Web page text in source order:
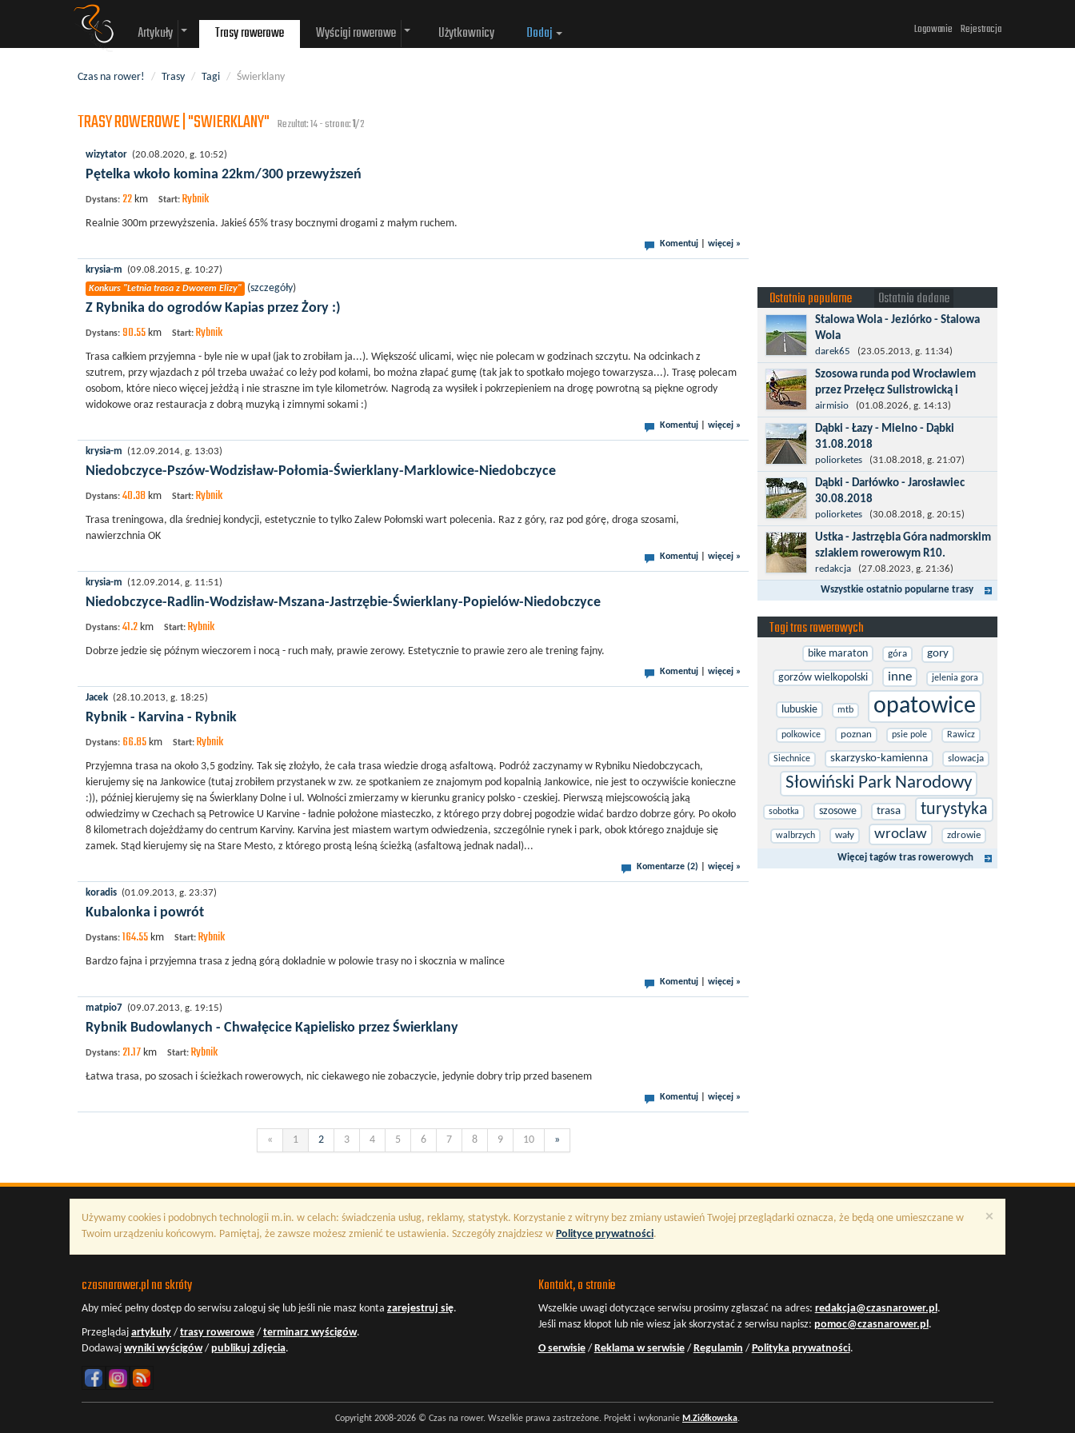
Logowanie Rejestracja
Artykuły Trasy rowerowe Wyścigi rowerowe Użytkownicy Dodaj
Czas na rower! / Trasy / Tagi / Świerklany
TRASY ROWEROWE | "SWIERKLANY" Rezultat: 14 - strona:1/2
wizytator (20.08.2020, g. 10:52)
Pętelka wkoło komina 22km/300 przewyższeń
Dystans: 22 km Start: Rybnik
Realnie 300m przewyższenia. Jakieś 65% trasy bocznymi drogami z małym ruchem.
Komentuj więcej »
krysia-m (09.08.2015, g. 10:27)
Konkurs "Letnia trasa z Dworem Elizy"
(szczegóły)
Z Rybnika do ogrodów Kapias przez Żory :)
Dystans: 90.55 km Start: Rybnik
Trasa całkiem przyjemna - byle nie w upał (jak to zrobiłam ja...). Większość ulicami, więc nie polecam w godzinach szczytu. Na odcinkach z
szutrem, przy wjazdach z pól trzeba uważać co leży pod kołami, bo można złapać gumę (tak jak to spotkało mojego towarzysza...). Trasę polecam
osobom, które nieco więcej jeżdżą i nie straszne im tyle kilometrów. Nagrodą za wysiłek i pokrzepieniem na drogę powrotną są piękne ogrody
widokowe oraz restauracja z dobrą muzyką i zimnymi sokami :)
Komentuj więcej »
krysia-m (12.09.2014, g. 13:03)
Niedobczyce-Pszów-Wodzisław-Połomia-Świerklany-Marklowice-Niedobczyce
Dystans: 40.38 km Start: Rybnik
Trasa treningowa, dla średniej kondycji, estetycznie to tylko Zalew Połomski wart polecenia. Raz z góry, raz pod górę, droga szosami,
nawierzchnia OK
Komentuj więcej »
krysia-m (12.09.2014, g. 11:51)
Niedobczyce-Radlin-Wodzisław-Mszana-Jastrzębie-Świerklany-Popielów-Niedobczyce
Dystans: 41.2 km Start: Rybnik
Dobrze jedzie się późnym wieczorem i nocą - ruch mały, prawie zerowy. Estetycznie to prawie zero ale trening fajny.
Komentuj więcej »
Jacek (28.10.2013, g. 18:25)
Rybnik - Karvina - Rybnik
Dystans: 66.85 km Start: Rybnik
Przyjemna trasa na około 3,5 godziny. Tak się złożyło, że cała trasa wiedzie drogą asfaltową. Podróż zaczynamy w Rybniku Niedobczycach,
kierujemy się na Jankowice (tutaj zrobiłem przystanek w zw. ze spotkaniem ze znajomym pod kopalnią Jankowice, nie jest to oczywiście konieczne
:)), później kierujemy się na Świerklany Dolne i ul. Wolności zmierzamy w kierunku granicy polsko - czeskiej. Pierwszą miejscowością jaką
odwiedzimy w Czechach są Petrowice U Karvine - ładnie położone miasteczko, z którego przy dobrej pogodzie widać bardzo dobrze góry. Po około
8 kilometrach dojeżdżamy do centrum Karviny. Karvina jest miastem wartym odwiedzenia, szczególnie rynek i park, obok którego znajduje się
zamek. Stąd kierujemy się na Stare Mesto, z którego prostą leśną ścieżką (asfaltową jednak nadal)...
Komentarze (2) więcej »
koradis (01.09.2013, g. 23:37)
Kubalonka i powrót
Dystans: 164.55 km Start: Rybnik
Bardzo fajna i przyjemna trasa z jedną górą dokladnie w polowie trasy no i skocznia w malince
Komentuj więcej »
matpio7 (09.07.2013, g. 19:15)
Rybnik Budowlanych - Chwałęcice Kąpielisko przez Świerklany
Dystans: 21.17 km Start: Rybnik
Łatwa trasa, po szosach i ścieżkach rowerowych, nic ciekawego nie zobaczycie, jedynie dobry trip przed basenem
Komentuj więcej »
« 1 2 3 4 5 6 7 8 9 10 »
Ostatnio popularne Ostatnio dodane
Stalowa Wola - Jeziórko - Stalowa
Wola
Taki krotki wypad troszeczkę po lesie
więcej po asfalcie , do wsi której już nie
ma , kopalni siarki również nie ma , a ci
co pamiętają okres...
darek65 (23.05.2013, g. 11:34)
Szosowa runda pod Wrocławiem
przez Przełęcz Sulistrowicką i
Mietków
Łatwa, szosowa runda pod
Wrocławiem, raczej płaska z jednym
małym podjazdem na Przełęcz
Sulistrowicką od strony Olesznej. To
trasa idealna na...
airmisio (01.08.2026, g. 14:13)
Dąbki - Łazy - Mielno - Dąbki
31.08.2018
Trasa do Łaz niemal w całości prowadzi
przez nową, asfaltową ścieżkę
rowerową (od Dąbek do Iwięcina
wzdłuż drogi 203). Niestety jest to
trasa nie...
poliorketes (31.08.2018, g. 21:07)
Dąbki - Darłówko - Jarosławiec
30.08.2018
Start w Dąbkach, dalej do Darłowa
nową ścieżką rowerową (niekiedy
pieszo-rowerową), gdzie na pierwszym
rondzie zjazd w stronę Darłówka
Zachodniego....
poliorketes (30.08.2018, g. 20:15)
Ustka - Jastrzębia Góra nadmorskim
szlakiem rowerowym R10.
Międzynarodowy Szlak Rowerowy R-
10, jest częścią sieci EuroVelo.
Prowadzi wzdłuż brzegu dookoła
Morza Bałtyckiego. Trasa liczy w sumie
ponad 8500...
redakcja (27.08.2023, g. 21:36)
Wszystkie ostatnio popularne trasy
Tagi tras rowerowych
bike maraton góra
gory
gorzów wielkopolski
inne jelenia gora
lubuskie mtb opatowice
polkowice poznan psie pole Rawicz
Siechnice skarzysko-kamienna slowacja
Słowiński Park Narodowy
sobotka szosowe trasa turystyka
walbrzych wały wroclaw zdrowie
Więcej tagów tras rowerowych
×
Używamy cookies i podobnych technologii m.in. w celach: świadczenia usług, reklamy, statystyk. Korzystanie z witryny bez zmiany ustawień Twojej przeglądarki oznacza, że będą one umieszczane w
Twoim urządzeniu końcowym. Pamiętaj, że zawsze możesz zmienić te ustawienia. Szczegóły znajdziesz w Polityce prywatności.
czasnarower.pl na skróty
Aby mieć pełny dostęp do serwisu zaloguj się lub jeśli nie masz konta zarejestruj się.
Przeglądaj artykuły / trasy rowerowe / terminarz wyścigów.
Dodawaj wyniki wyścigów/ publikuj zdjęcia.
Kontakt, o stronie
Wszelkie uwagi dotyczące serwisu prosimy zgłaszać na adres: redakcja@czasnarower.pl.
Jeśli masz kłopot lub nie wiesz jak skorzystać z serwisu napisz: pomoc@czasnarower.pl.
O serwisie/ Reklama w serwisie/ Regulamin / Polityka prywatności.
Copyright 2008-2026 © Czas na rower. Wszelkie prawa zastrzeżone. Projekt i wykonanie M.Ziółkowska.